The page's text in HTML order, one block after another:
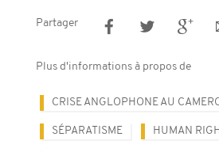
Partager
Plus d'informations à propos de
CRISE ANGLOPHONE AU
SÉPARATISME HUMAN